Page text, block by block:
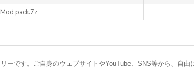
pack.7z
ーです。ご自身のウェブサイトやYouTube、SNS等から、自